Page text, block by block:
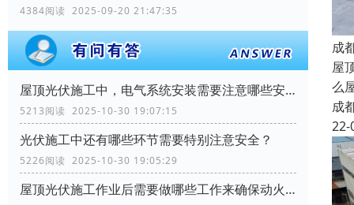
4384阅读 2025-09-20 21:47:35
屋顶光伏施工中，电气系统安装需要注意哪些安全问题？
5213阅读 2025-10-30 19:07:15
光伏施工中还有哪些环节需要特别注意安全？
5226阅读 2025-10-30 19:05:29
屋顶光伏施工作业后需要做哪些工作来确保动火作业的安全？
成
屋
么
成
22-